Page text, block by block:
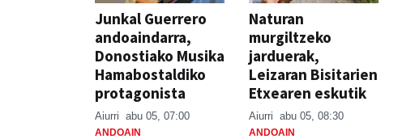
Junkal Guerrero
andoaindarra,
Donostiako Musika
Hamabostaldiko
protagonista
Aiurri abu 05, 07:00
ANDOAIN
Naturan
murgiltzeko
jarduerak,
Leizaran Bisitarien
Etxearen eskutik
Aiurri abu 05, 08:30
ANDOAIN